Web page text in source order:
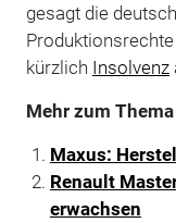
gesagt die
kürzlich Insolvenz
Mehr zum Thema
Maxus:
Renault
erwachsen